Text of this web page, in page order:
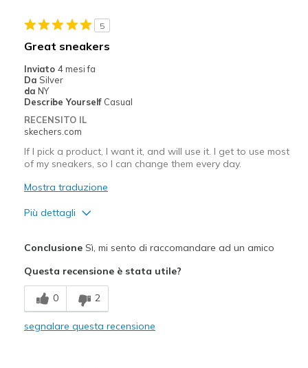
5
Great sneakers
Inviato 4 mesi fa
Da Silver
da NY
Describe Yourself Casual
RECENSITO IL
skechers.com
If I pick a product, I want it, and will use it. I get to use most
of my sneakers, so I can change them every day.
Mostra traduzione
Più dettagli
Comfortable
Stylish
ConclusioneSì, mi sento di raccomandare ad un amico
Questa recensione è stata utile?
0 2
segnalare questa recensione